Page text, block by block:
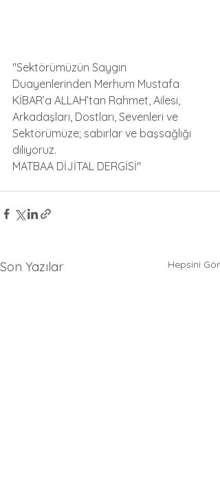
"Sektörümüzün Saygın
Duayenlerinden Merhum Mustafa
KİBAR’a ALLAH’tan Rahmet, Ailesi,
Arkadaşları, Dostları, Sevenleri ve
Sektörümüze; sabırlar ve başsağlığı
diliyoruz.
MATBAA DİJİTAL DERGİSİ"
Son Yazılar Hepsini Gör